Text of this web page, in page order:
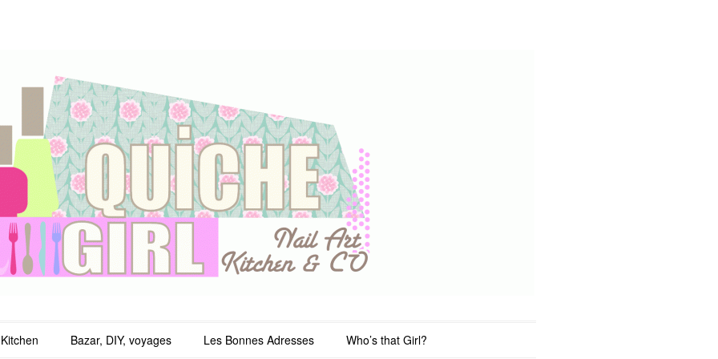
Kitchen Bazar, DIY, voyages Les Bonnes Adresses Who’s that Girl?